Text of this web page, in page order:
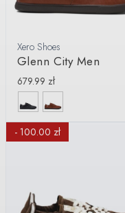
Xero Shoes
Glenn City Men
679.99 zł
- 100.00 zł